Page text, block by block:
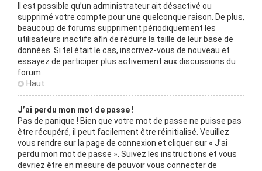
Il est possible qu’un administrateur ait désactivé ou
supprimé votre compte pour une quelconque raison. De plus,
beaucoup de forums suppriment périodiquement les
utilisateurs inactifs afin de réduire la taille de leur base de
données. Si tel était le cas, inscrivez-vous de nouveau et
essayez de participer plus activement aux discussions du
forum.
Haut
J’ai perdu mon mot de passe !
Pas de panique ! Bien que votre mot de passe ne puisse pas
être récupéré, il peut facilement être réinitialisé. Veuillez
vous rendre sur la page de connexion et cliquer sur « J’ai
perdu mon mot de passe ». Suivez les instructions et vous
devriez être en mesure de pouvoir vous connecter de